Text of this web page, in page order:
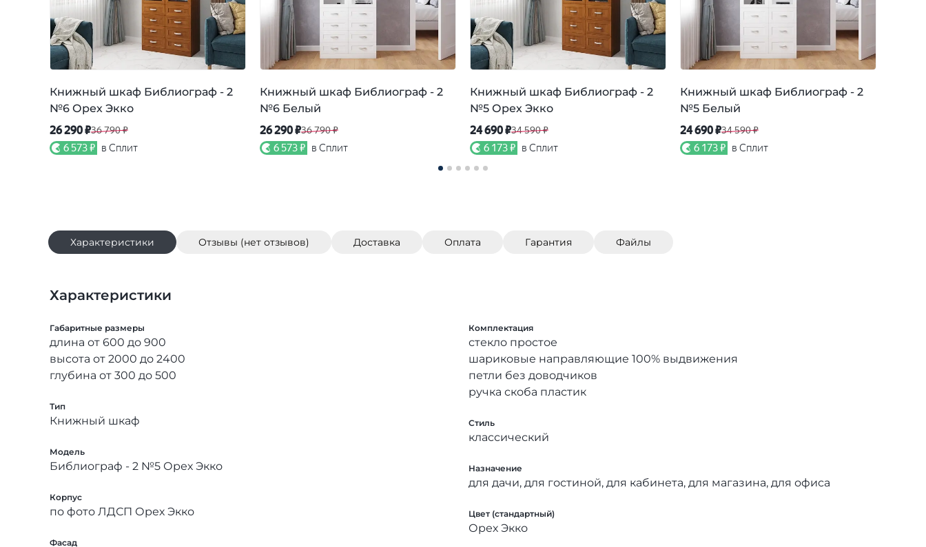
Книжный шкаф Библиограф - 2
№6 Орех Экко
26 290 ₽36 790 ₽
6 573 ₽ в Сплит
Книжный шкаф Библиограф - 2
№6 Белый
26 290 ₽36 790 ₽
6 573 ₽ в Сплит
Книжный шкаф Библиограф - 2
№5 Орех Экко
24 690 ₽34 590 ₽
6 173 ₽ в Сплит
Книжный шкаф Библиограф - 2
№5 Белый
24 690 ₽34 590 ₽
6 173 ₽ в Сплит
Характеристики Отзывы (нет отзывов) Доставка Оплата Гарантия Файлы
Характеристики
Габаритные размеры
длина от 600 до 900
высота от 2000 до 2400
глубина от 300 до 500
Тип
Книжный шкаф
Модель
Библиограф - 2 №5 Орех Экко
Корпус
по фото ЛДСП Орех Экко
Фасад
Комплектация
стекло простое
шариковые направляющие 100% выдвижения
петли без доводчиков
ручка скоба пластик
Стиль
классический
Назначение
для дачи, для гостиной, для кабинета, для магазина, для офиса
Цвет (стандартный)
Орех Экко